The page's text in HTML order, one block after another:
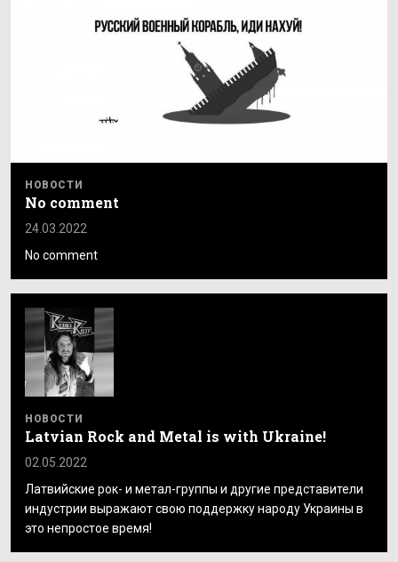
НОВОСТИ
No comment
24.03.2022
No comment
НОВОСТИ
Latvian Rock and Metal is with Ukraine!
02.05.2022
Латвийские рок- и метал-группы и другие представители
индустрии выражают свою поддержку народу Украины в
это непростое время!